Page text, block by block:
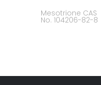
Mesotrione CAS
No. 104206-82-8